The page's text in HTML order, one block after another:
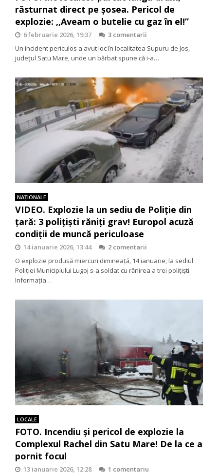
răsturnat direct pe șosea. Pericol de
explozie: ,,Aveam o butelie cu gaz în el!”
6 februarie 2026, 19:37
3 comentarii
Un incident periculos a avut loc în localitatea Supuru de Jos,
județul Satu Mare, unde un bărbat spune că i-a…
NAŢIONALE
VIDEO. Explozie la un sediu de Poliție din
țară: 3 polițiști răniți grav! Europol acuză
condiții de muncă periculoase
14 ianuarie 2026, 13:44
2 comentarii
O explozie produsă miercuri dimineață, 14 ianuarie, la sediul
Poliției Municipiului Lugoj s-a soldat cu rănirea a trei polițiști.
Informația…
LOCALE
FOTO. Incendiu și pericol de explozie la
Complexul Rachel din Satu Mare! De la ce a
pornit focul
13 ianuarie 2026, 12:28
1 comentariu